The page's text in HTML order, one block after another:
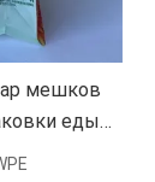
мешков
еды